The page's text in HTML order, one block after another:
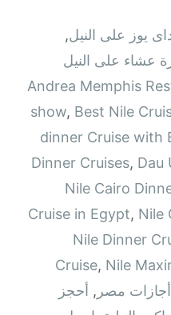
يوز على النيل,
عشاء على النيل
Andrea Memphis
show, Best Nile
dinner Cruise with
Dinner Cruises, Dau
Nile Cairo
Cruise in Egypt, Nile
Nile Dinner
Cruise, Nile
أجازات مصر , أحجز